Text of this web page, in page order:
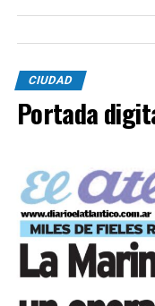
CIUDAD
Portada